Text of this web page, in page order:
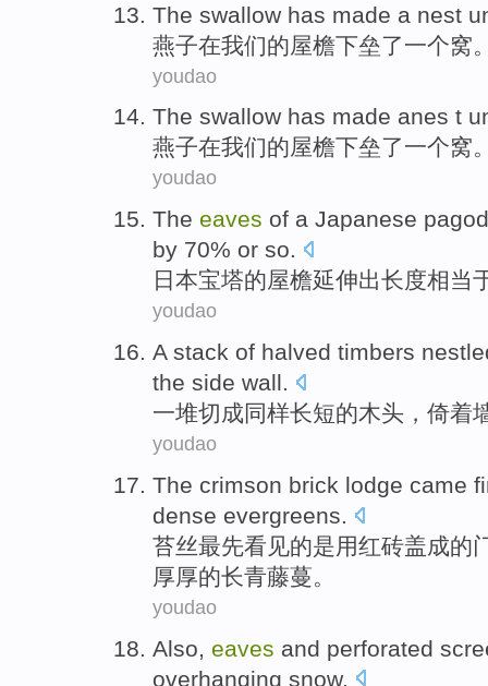
The swallow has made a nest
燕子在我们的屋檐下垒了一个窝
youdao
The swallow has made anes t
燕子在我们的屋檐下垒了一个窝
youdao
The eaves of a Japanese
by 70% or so.
日本宝塔的屋檐延伸出长度相当
youdao
A stack of halved timbers
the side wall.
一堆切成同样长短的木头 ， 倚着
youdao
The crimson brick lodge came
dense evergreens.
苔丝最先看见的是用红砖盖成的
厚厚的长青藤蔓。
youdao
Also eaves and perforated
overhanging snow.